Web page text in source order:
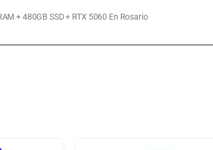
+ 480GB SSD + RTX 5060 En Rosario